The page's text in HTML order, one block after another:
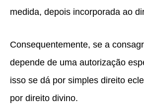
medida, depois incorporada ao
Consequentemente, se a
depende de uma autorização
isso se dá por simples direito
por direito divino.